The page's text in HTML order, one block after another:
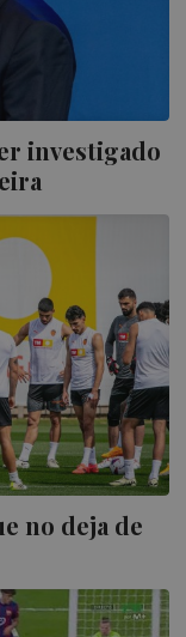
investigado
no deja de